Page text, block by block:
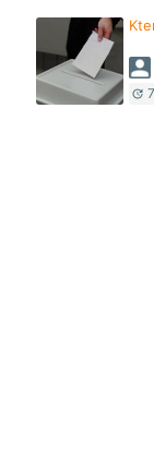
update